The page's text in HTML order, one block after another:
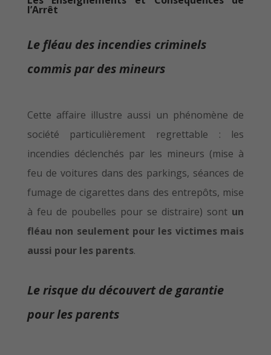
l’Arrêt
Le fléau des incendies criminels
commis par des mineurs
Cette affaire illustre aussi un phénomène de
société particulièrement regrettable : les
incendies déclenchés par les mineurs (mise à
feu de voitures dans des parkings, séances de
fumage de cigarettes dans des entrepôts, mise
à feu de poubelles pour se distraire) sont un
fléau non seulement pour les victimes mais
aussi pour les parents.
Le risque du découvert de garantie
pour les parents